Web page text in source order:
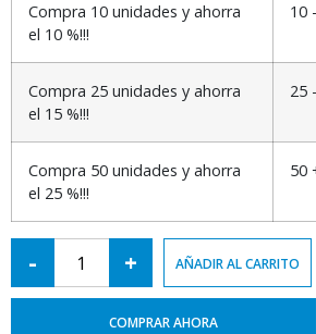
Compra 10 unidades y ahorra
el 10 %!!!
10
Compra 25 unidades y ahorra
el 15 %!!!
25
Compra 50 unidades y ahorra
el 25 %!!!
50
- + AÑADIR AL CARRITO
COMPRAR AHORA
Alternative: